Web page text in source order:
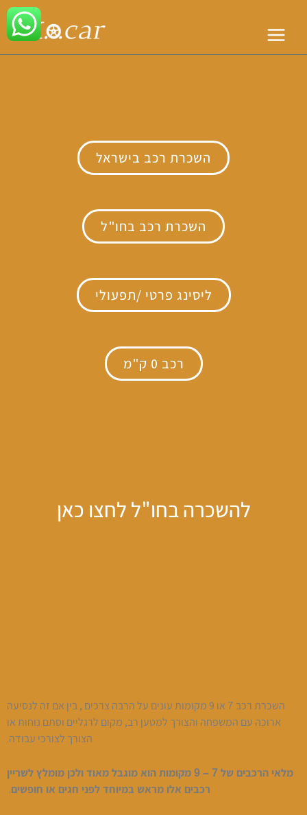
MENU
השכרת רכב בישראל
השכרת רכב בחו"ל
ליסינג פרטי /תפעולי
רכב 0 ק"מ
להשכרה בחו"ל לחצו כאן
השכרת רכב 7 או 9 מקומות עונים על הרבה צרכים , בין אם זה לנסיעה
ארוכה עם המשפחה והצורך למטען רב, מקום לרגליים וסתם נוחות או
הצורך לצורכי עבודה.
מלאי הרכבים של 7 – 9 מקומות הוא מוגבל מאוד ולכן מומלץ לשריין
רכבים אלו מראש במיוחד לפני חגים או חופשים.